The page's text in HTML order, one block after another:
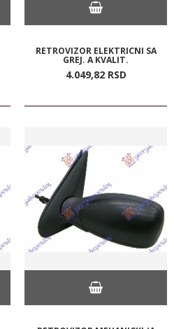
RETROVIZOR ELEKTRICNI SA
GREJ. A KVALIT.
4.049,82 RSD